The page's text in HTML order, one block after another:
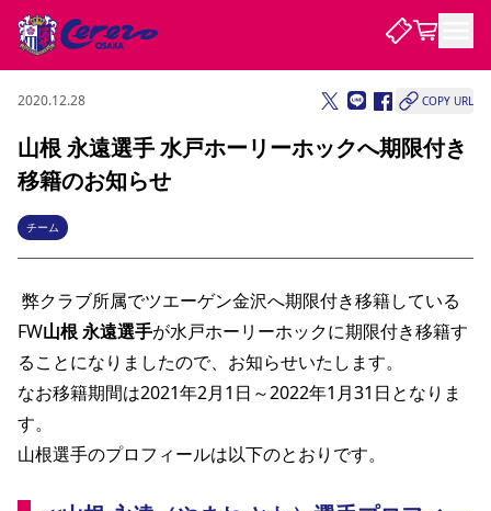
試合・チーム
試合について
試合日程 / 結果
チームについて
選手・スタッフ スケジュール メディア情報 アクセス レディース
アカデミー
ハナサカプレーヤー
観戦する
チケット
チケット情報 販売スケジュール 価格・席種 購入方法
シーズンシート
法人シーズンシート 福祉サービス
団体チケット
特定興行入場券 譲渡サービス リセールサービス
観戦ガイド
観戦マナー&ルール
スタジアム
クラブを知る
セレッソ大阪について
クラブ紹介 沿革 シーズン記録 求人情報
パートナー企業募集中 セレッソ大阪VISAカード
サポートスタッフ
セレッソアイデアちょうだいな
応援商店街
ファンクラブ
ファンクラブ
SAKURA SOCIO SAKURA POINT Program 招待券引換方法
まいセレチケット
会員規定 婚姻届・出生届・命名書
ニュース
2020.12.28 COPY URL
山根 永遠選手 水戸ホーリーホックへ期限付き
移籍のお知らせ
チーム
FW山根 永遠選手が水戸ホーリーホックに期限付き移籍す
ることになりましたので、お知らせいたします。
なお移籍期間は2021年2月1日～2022年1月31日となりま
す。
山根選手のプロフィールは以下のとおりです。